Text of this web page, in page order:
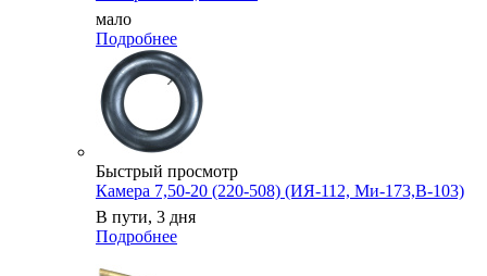
мало
Подробнее
Быстрый просмотр
Камера 7,50-20 (220-508) (ИЯ-112, Ми-173,В-103)
В пути, 3 дня
Подробнее